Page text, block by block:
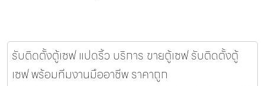
รับติดตั้งตู้เซฟ แปดริ้ว บริการ ขายตู้เซฟ รับติดตั้งตู้
เซฟ พร้อมทีมงานมืออาชีพ ราคาถูก